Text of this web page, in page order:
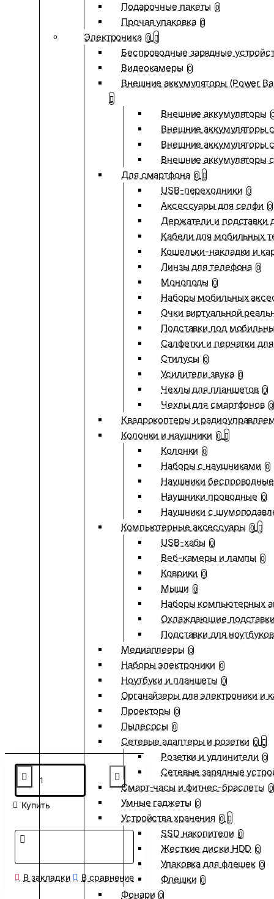
Подарочные пакеты 0
Прочая упаковка 0
Электроника 0
Беспроводные зарядные
Видеокамеры 0
Внешние аккумуляторы (Power
Внешние аккумуляторы
Внешние аккумуляторы
Внешние аккумуляторы
Внешние аккумуляторы
Для смартфона 0
USB-переходники 0
Аксессуары для селфи 0
Держатели и подставки
Кабели для мобильных
Кошельки-накладки и
Линзы для телефона 0
Моноподы 0
Наборы мобильных
Очки виртуальной
Подставки под
Салфетки и перчатки
Стилусы 0
Усилители звука 0
Чехлы для планшетов 0
Чехлы для смартфонов 0
Квадрокоптеры и
Колонки и наушники 0
Колонки 0
Наборы с наушниками 0
Наушники беспроводные
Наушники проводные 0
Наушники с
Компьютерные аксессуары 0
USB-хабы 0
Веб-камеры и лампы 0
Коврики 0
Мыши 0
Наборы компьютерных
Охлаждающие
Подставки для ноутбуков
Медиаплееры 0
Наборы электроники 0
Ноутбуки и планшеты 0
Органайзеры для электроники и
Проекторы 0
Пылесосы 0
Сетевые адаптеры и розетки 0
Розетки и удлинители 0
Сетевые зарядные
Смарт-часы и фитнес-браслеты 0
Умные гаджеты 0
Устройства хранения 0
SSD накопители 0
Жесткие диски HDD 0
Упаковка для флешек 0
Флешки 0
Фонари 0
Купить
В закладки В сравнение